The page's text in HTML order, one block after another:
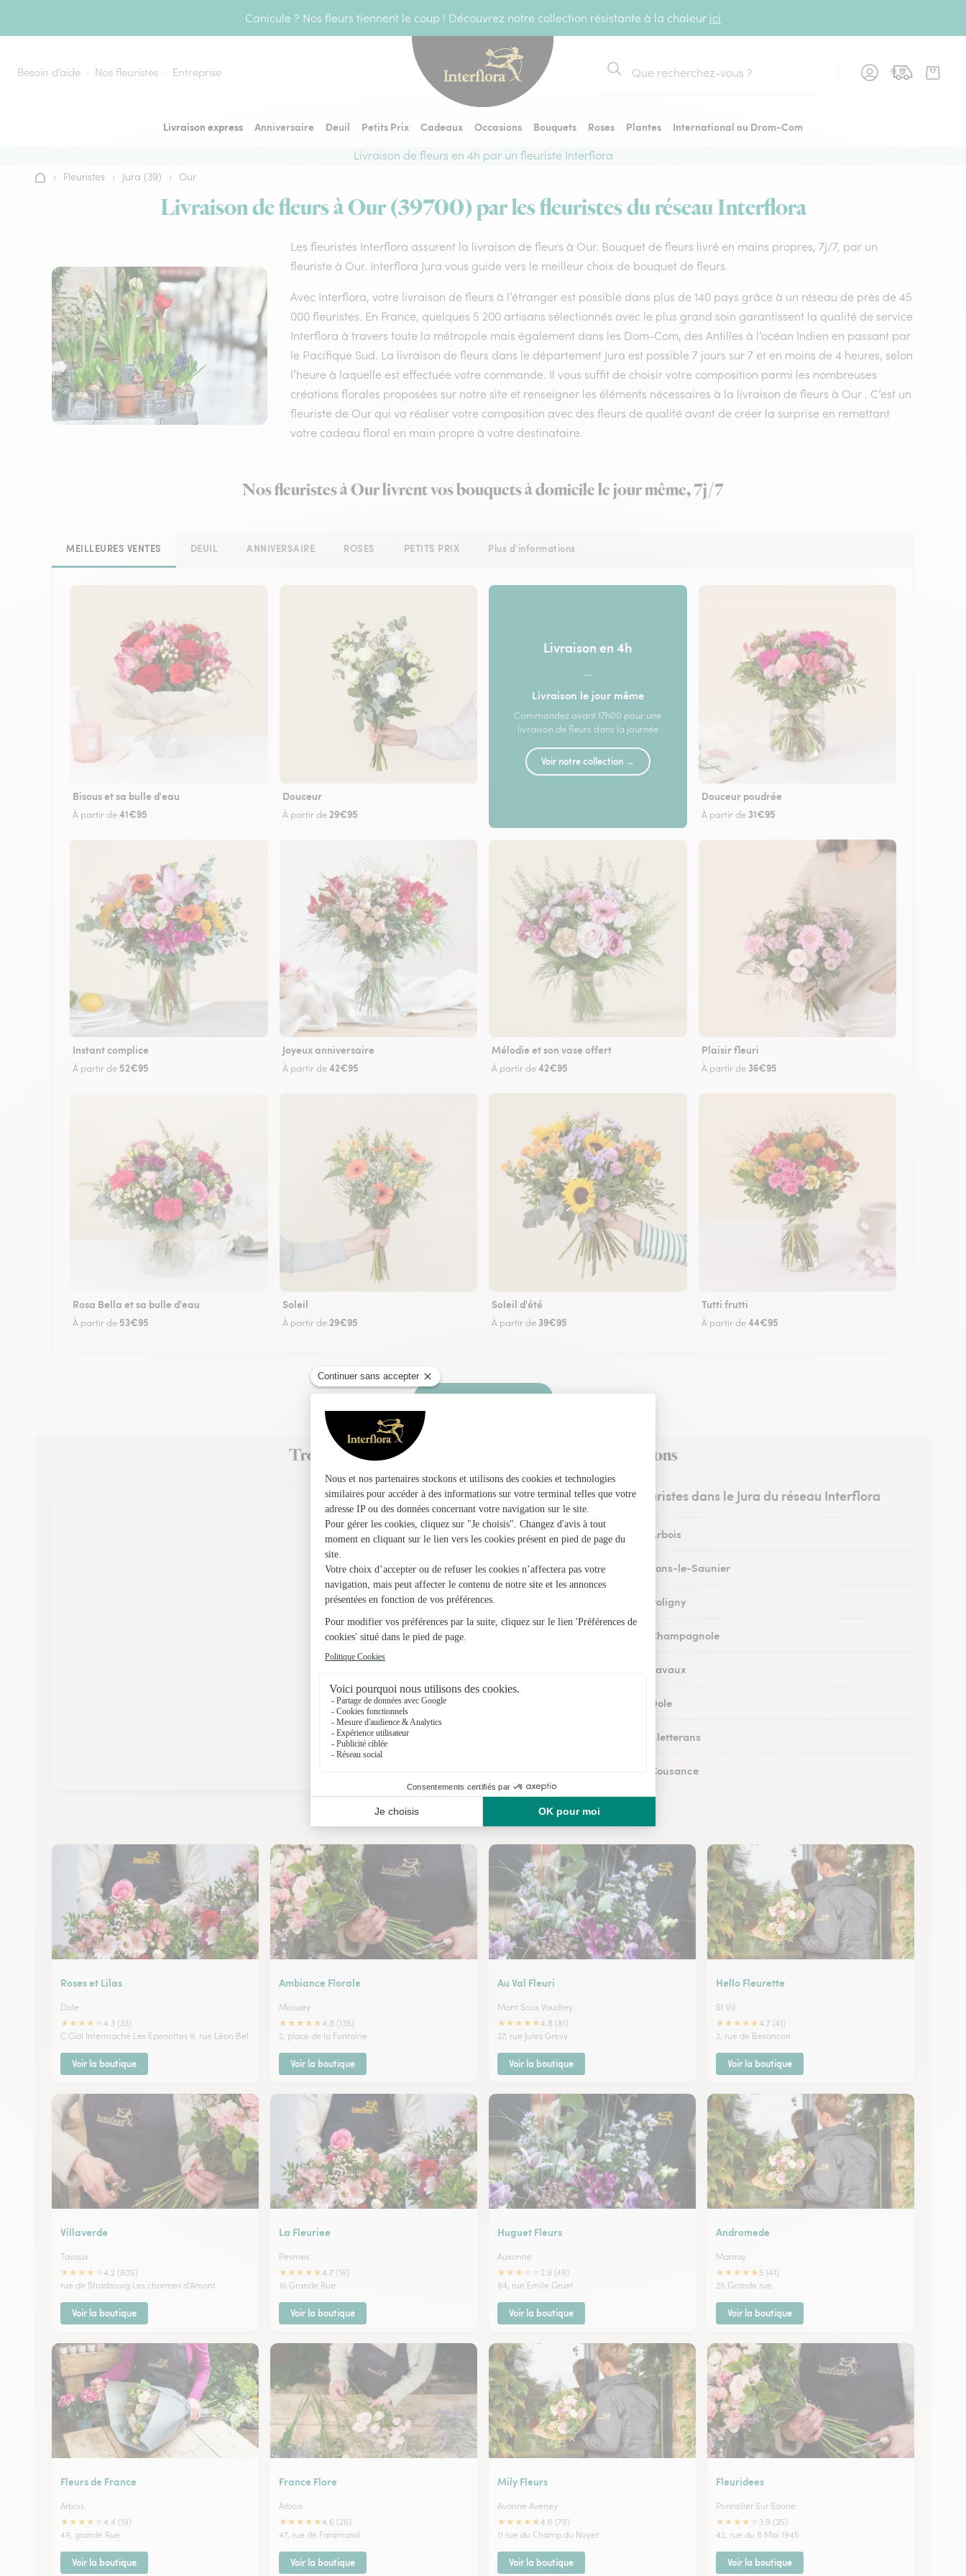
Canicule ? Nos fleurs tiennent le coup ! Découvrez notre collection résistante à la chaleur ici
Besoin d’aide Nos fleuristes Entreprise
Rechercher
Livraison express Anniversaire Deuil Petits Prix Cadeaux Occasions Bouquets Roses Plantes
International ou Drom-Com
Livraison de fleurs en 4h par un fleuriste Interflora
Accueil
› Fleuristes › Jura (39) › Our
Livraison de fleurs à Our (39700) par les fleuristes du réseau Interflora
Les fleuristes Interflora assurent la livraison de fleurs à Our. Bouquet de fleurs livré en mains propres, 7j/7, par un
fleuriste à Our. Interflora Jura vous guide vers le meilleur choix de bouquet de fleurs.
Avec Interflora, votre livraison de fleurs à l’étranger est possible dans plus de 140 pays grâce à un réseau de près de 45
000 fleuristes. En France, quelques 5 200 artisans sélectionnés avec le plus grand soin garantissent la qualité de service
Interflora à travers toute la métropole mais également dans les Dom-Com, des Antilles à l’océan Indien en passant par
le Pacifique Sud. La livraison de fleurs dans le département Jura est possible 7 jours sur 7 et en moins de 4 heures, selon
l’heure à laquelle est effectuée votre commande. Il vous suffit de choisir votre composition parmi les nombreuses
créations florales proposées sur notre site et renseigner les éléments nécessaires à la livraison de fleurs à Our . C’est un
fleuriste de Our qui va réaliser votre composition avec des fleurs de qualité avant de créer la surprise en remettant
votre cadeau floral en main propre à votre destinataire.
Nos fleuristes à Our livrent vos bouquets à domicile le jour même, 7j/7
MEILLEURES VENTES DEUIL ANNIVERSAIRE ROSES PETITS PRIX Plus d'informations
Bisous et sa bulle d'eau
À partir de41€95
Douceur
À partir de 29€95
Livraison en 4h
—
Livraison le jour même
Commandez avant 17h00 pour une
livraison de fleurs dans la journée
Voir notre collection →
Douceur poudrée
À partir de 31€95
Instant complice
À partir de 52€95
Joyeux anniversaire
À partir de42€95
Mélodie et son vase offert
À partir de42€95
Plaisir fleuri
À partir de 36€95
Rosa Bella et sa bulle d'eau
À partir de 53€95
Soleil
À partir de 29€95
Soleil d'été
À partir de 39€95
Tutti frutti
À partir de44€95
Faire livrer des fleurs
Trouvez un fleuriste Interflora à Our et dans ses environs
Les fleuristes dans le Jura du réseau Interflora
Fleuristes à Arbois
Fleuristes à Lons-le-Saunier
Fleuristes à Poligny
Fleuristes à Champagnole
Fleuristes à Tavaux
Fleuristes à Dole
Fleuristes à Bletterans
Fleuristes à Cousance
Nos fleuristes à Our
Roses et Lilas
Dole
★★★★
4.3 (33)
C.Cial Intermaché Les Epenottes 9, rue Léon Bel
Voir la boutique
Ambiance Florale
Moissey
★★★★★4.8 (135)
2, place de la Fontaine
Voir la boutique
Au Val Fleuri
Mont Sous Vaudrey
★★★★★4.8 (81)
27, rue Jules Grevy
Voir la boutique
Hello Fleurette
St Vit
★★★★★4.7 (41)
2, rue de Besancon
Voir la boutique
Villaverde
Tavaux
★★★★
4.2 (805)
rue de Strasbourg Les charmes d'Amont
Voir la boutique
La Fleuriee
Pesmes
★★★★★4.7 (16)
16 Grande Rue
Voir la boutique
Huguet Fleurs
Auxonne
★★★
2.9 (49)
84, rue Emile Gruet
Voir la boutique
Andromede
Marnay
★★★★★ 5 (41)
25 Grande rue
Voir la boutique
Fleurs de France
Arbois
★★★★
4.4 (19)
49, grande Rue
Voir la boutique
France Flore
Arbois
★★★★★4.6 (26)
47, rue de Faramand
Voir la boutique
Mily Fleurs
Avanne Aveney
★★★★★4.6 (79)
11 rue du Champ du Noyer
Voir la boutique
Fleuridees
Pontailler Sur Saone
★★★★
3.9 (35)
42, rue du 8 Mai 1945
Voir la boutique